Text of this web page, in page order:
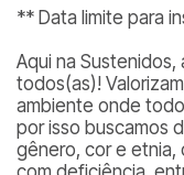
** Data limite para
Aqui na
todos(as)!
ambiente onde
por isso buscamos
gênero, cor e etnia,